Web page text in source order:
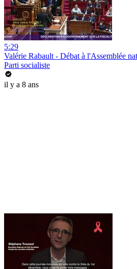
5:29
Valérie Rabault - Débat à l'Assemblée
Parti socialiste
il y a 8 ans